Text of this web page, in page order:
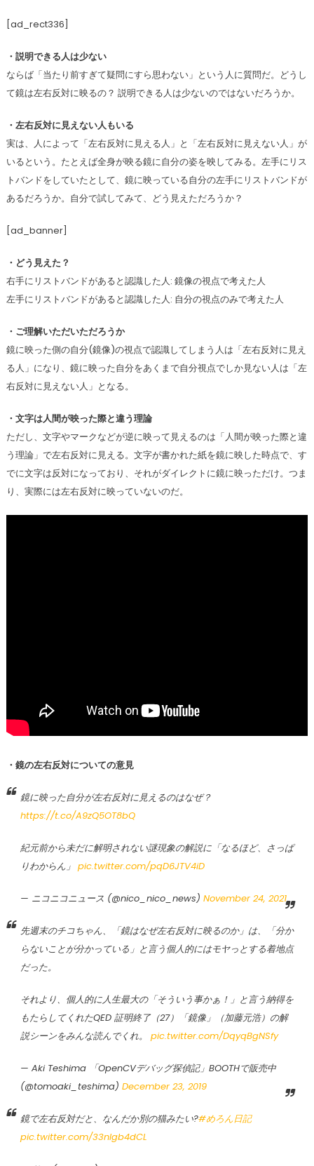
[ad_rect336]
・説明できる人は少ない
ならば「当たり前すぎて疑問にすら思わない」という人に質問だ。どうし
て鏡は左右反対に映るの？ 説明できる人は少ないのではないだろうか。
・左右反対に見えない人もいる
実は、人によって「左右反対に見える人」と「左右反対に見えない人」が
いるという。たとえば全身が映る鏡に自分の姿を映してみる。左手にリス
トバンドをしていたとして、鏡に映っている自分の左手にリストバンドが
あるだろうか。自分で試してみて、どう見えただろうか？
[ad_banner]
・どう見えた？
右手にリストバンドがあると認識した人: 鏡像の視点で考えた人
左手にリストバンドがあると認識した人: 自分の視点のみで考えた人
・ご理解いただいただろうか
鏡に映った側の自分(鏡像)の視点で認識してしまう人は「左右反対に見え
る人」になり、鏡に映った自分をあくまで自分視点でしか見ない人は「左
右反対に見えない人」となる。
・文字は人間が映った際と違う理論
ただし、文字やマークなどが逆に映って見えるのは「人間が映った際と違
う理論」で左右反対に見える。文字が書かれた紙を鏡に映した時点で、す
でに文字は反対になっており、それがダイレクトに鏡に映っただけ。つま
り、実際には左右反対に映っていないのだ。
・鏡の左右反対についての意見
鏡に映った自分が左右反対に見えるのはなぜ？
https://t.co/A9zQ5OT8bQ
紀元前から未だに解明されない謎現象の解説に「なるほど、さっぱ
りわからん」 pic.twitter.com/pqD6JTV4iD
— ニコニコニュース (@nico_nico_news) November 24, 2021
先週末のチコちゃん、「鏡はなぜ左右反対に映るのか」は、「分か
らないことが分かっている」と言う個人的にはモヤっとする着地点
だった。
それより、個人的に人生最大の「そういう事かぁ！」と言う納得を
もたらしてくれたQED 証明終了（27）「鏡像」（加藤元浩）の解
説シーンをみんな読んでくれ。 pic.twitter.com/DqyqBgNSfy
— Aki Teshima 「OpenCVデバッグ探偵記」BOOTHで販売中
(@tomoaki_teshima) December 23, 2019
鏡で左右反対だと、なんだか別の猫みたい?#めろん日記
pic.twitter.com/33nIgb4dCL